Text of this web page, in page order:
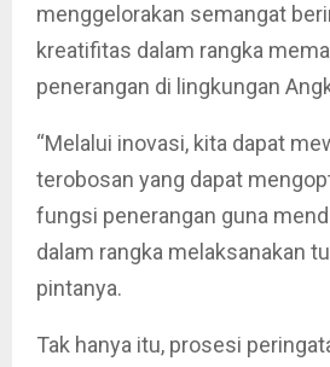
menggelorakan semangat
kreatifitas dalam rangka
penerangan di lingkungan
“Melalui inovasi, kita dapat
terobosan yang dapat
fungsi penerangan guna
dalam rangka melaksanakan
pintanya.
Tak hanya itu, prosesi